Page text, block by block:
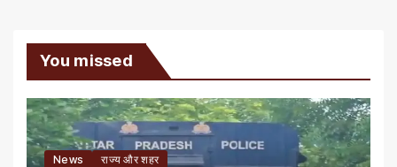
You missed
News राज्य और शहर